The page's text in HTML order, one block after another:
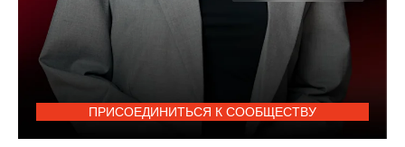
ПРИСОЕДИНИТЬСЯ К СООБЩЕСТВУ